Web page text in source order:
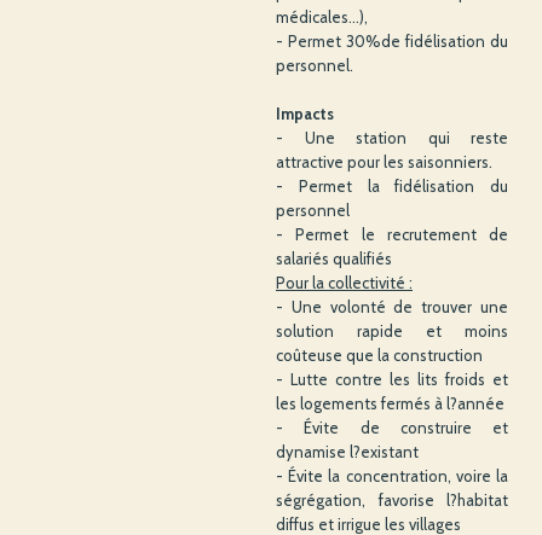
médicales...),
- Permet 30%de fidélisation du
personnel.
Impacts
- Une station qui reste
attractive pour les saisonniers.
- Permet la fidélisation du
personnel
- Permet le recrutement de
salariés qualifiés
Pour la collectivité :
- Une volonté de trouver une
solution rapide et moins
coûteuse que la construction
- Lutte contre les lits froids et
les logements fermés à l?année
- Évite de construire et
dynamise l?existant
- Évite la concentration, voire la
ségrégation, favorise l?habitat
diffus et irrigue les villages